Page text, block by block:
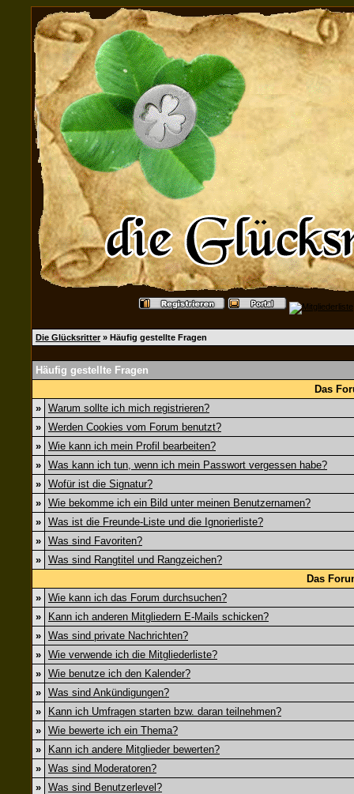
Die Glücksritter » Häufig gestellte Fragen
Häufig gestellte Fragen
Das
» Warum sollte ich mich registrieren?
» Werden Cookies vom Forum benutzt?
» Wie kann ich mein Profil bearbeiten?
» Was kann ich tun, wenn ich mein Passwort vergessen habe?
» Wofür ist die Signatur?
» Wie bekomme ich ein Bild unter meinen Benutzernamen?
» Was ist die Freunde-Liste und die Ignorierliste?
» Was sind Favoriten?
» Was sind Rangtitel und Rangzeichen?
Das
» Wie kann ich das Forum durchsuchen?
»
Kann ich anderen Mitgliedern E-Mails schicken?
» Was sind private Nachrichten?
» Wie verwende ich die Mitgliederliste?
» Wie benutze ich den Kalender?
» Was sind Ankündigungen?
»
Kann ich Umfragen starten bzw. daran teilnehmen?
» Wie bewerte ich ein Thema?
»
Kann ich andere Mitglieder bewerten?
» Was sind Moderatoren?
» Was sind Benutzerlevel?